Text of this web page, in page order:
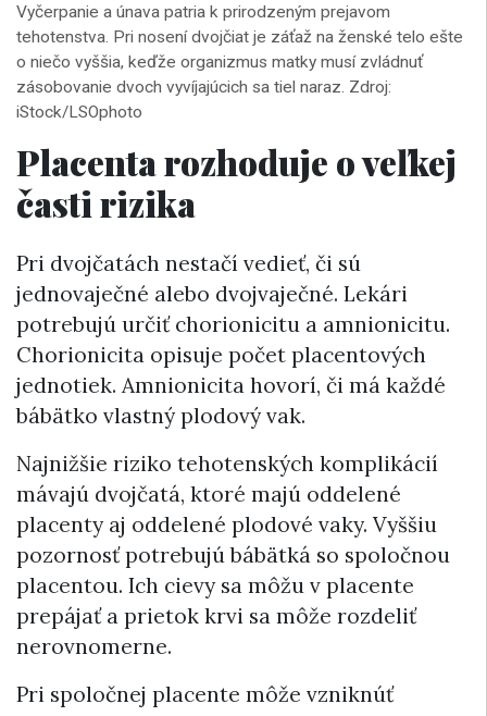
Vyčerpanie a únava patria k prirodzeným prejavom
tehotenstva. Pri nosení dvojčiat je záťaž na ženské telo ešte
o niečo vyššia, keďže organizmus matky musí zvládnuť
zásobovanie dvoch vyvíjajúcich sa tiel naraz. Zdroj:
iStock/LSOphoto
Placenta rozhoduje o veľkej
časti rizika
Pri dvojčatách nestačí vedieť, či sú
jednovaječné alebo dvojvaječné. Lekári
potrebujú určiť chorionicitu a amnionicitu.
Chorionicita opisuje počet placentových
jednotiek. Amnionicita hovorí, či má každé
bábätko vlastný plodový vak.
Najnižšie riziko tehotenských komplikácií
mávajú dvojčatá, ktoré majú oddelené
placenty aj oddelené plodové vaky. Vyššiu
pozornosť potrebujú bábätká so spoločnou
placentou. Ich cievy sa môžu v placente
prepájať a prietok krvi sa môže rozdeliť
nerovnomerne.
Pri spoločnej placente môže vzniknúť